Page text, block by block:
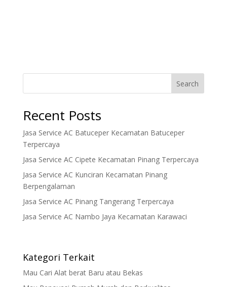
Search
Recent Posts
Jasa Service AC Batuceper Kecamatan Batuceper
Terpercaya
Jasa Service AC Cipete Kecamatan Pinang Terpercaya
Jasa Service AC Kunciran Kecamatan Pinang
Berpengalaman
Jasa Service AC Pinang Tangerang Terpercaya
Jasa Service AC Nambo Jaya Kecamatan Karawaci
Kategori Terkait
Mau Cari Alat berat Baru atau Bekas